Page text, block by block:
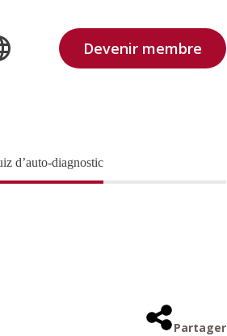
Devenir membre
d’auto-diagnostic
Partager